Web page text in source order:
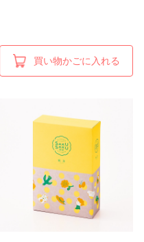
買い物かごに入れる